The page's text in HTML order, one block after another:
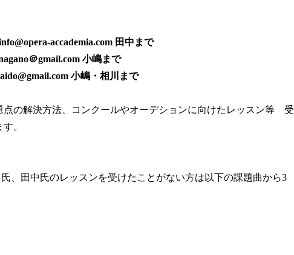
accademia.com 田中まで
＠gmail.com 小嶋まで
小嶋・相川まで
点の解決方法、コンクールやオーデションに向けたレッスン等 受
。
、田中氏のレッスンを受けたことがない方は以下の課題曲から3